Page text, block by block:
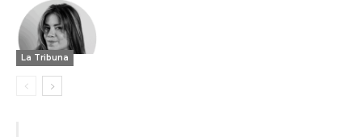
La Tribuna